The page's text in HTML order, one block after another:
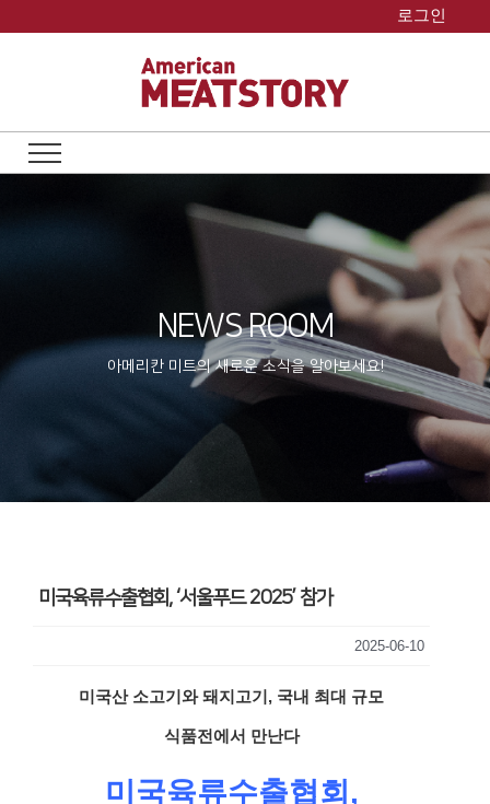
로그인
NEWS ROOM
아메리칸 미트의 새로운 소식을 알아보세요!
미국육류수출협회, ‘서울푸드 2025’ 참가
2025-06-10
미국산 소고기와 돼지고기, 국내 최대 규모
식품전에서 만난다
미국육류수출협회,